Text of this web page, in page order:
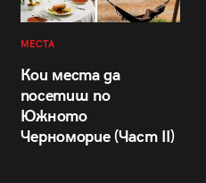
МЕСТА
Кои места да
посетиш по
Южното
Черноморие (Част II)